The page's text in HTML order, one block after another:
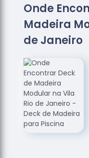
Empresas
de
Assoalhos
de Madeira
Loja de
Assoalhos
Raspagem
de
Assoalhos
Raspagem
Onde
Madeira
de Janeiro